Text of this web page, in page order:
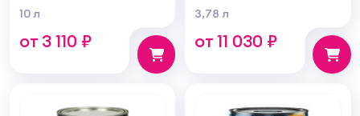
проникновения для
внутренних и
наружных работ
10 л
от 3 110 ₽
фасадная
самогрунтующаяся
суперукрывистая
3,78 л
от 11 030 ₽